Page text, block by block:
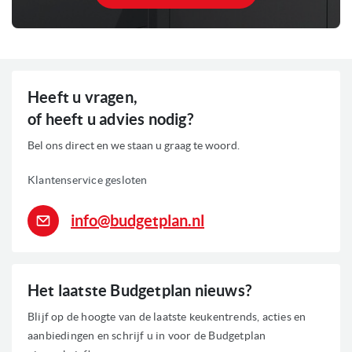
Pyrolitische zelfreiniging: reinigingssysteem dat hoge
temperaturen gebruikt om resten van gemaakte gerechten tot
Hydraulische gedempte deur, Verborgen onderwarmte
element, Verzonken oven grill element, Groot drielaags
venster, Dubbele halogeen interieurverlichting
Uitgestelde start, programmeerbare start- en kooktijd
6-laags roosterhouders met 2 verstelbare rekken per oven
Telescopisch ovenrek inbegrepen
gasslang, deze kunt u meebestellen.
Restant model producten betreffen ongebruikte apparaten met
Het laatste Budgetplan nieuws?
Blijf op de hoogte van de laatste keukentrends, acties en
aanbiedingen en schrijf u in voor de Budgetplan
Heeft u vragen,
of heeft u advies nodig?
Bel ons direct en we staan u graag te woord.
Klantenservice gesloten
info@budgetplan.nl